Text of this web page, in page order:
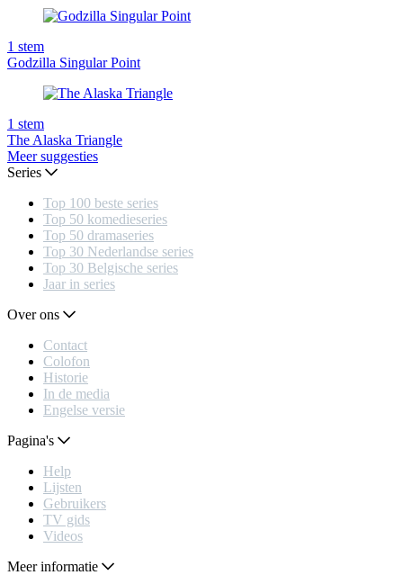
1 stem
Godzilla Singular Point
1 stem
The Alaska Triangle
Meer suggesties
Series
Top 100 beste series
Top 50 komedieseries
Top 50 dramaseries
Top 30 Nederlandse series
Top 30 Belgische series
Jaar in series
Over ons
Contact
Colofon
Historie
In de media
Engelse versie
Pagina's
Help
Lijsten
Gebruikers
TV gids
Videos
Meer informatie